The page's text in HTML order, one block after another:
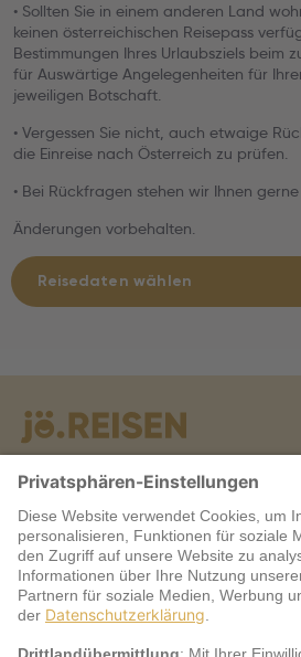
• Sollten Sie in einem anderen Land
keinen österreichischen Reisepass
Bestimmungen Ihres Urlaubsziels beim
für Auswärtige Angelegenheiten für
jeweiligen Botschaft.
• Vergessen Sie nicht, auch etwaige
die Einreise nach Österreich zu prüfen.
• Bei Rückfragen stehen wir Ihnen
Änderungen vorbehalten.
Reisedaten wählen
Warum jö?
Service
jö Bonus Club Partner